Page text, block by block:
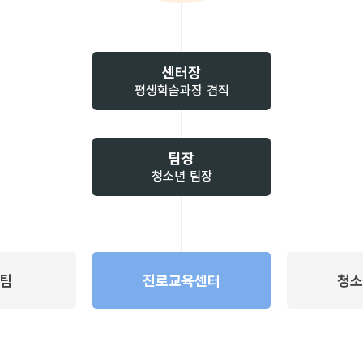
센터장
평생학습과장 겸직
팀장
청소년 팀장
진로교육센터 청